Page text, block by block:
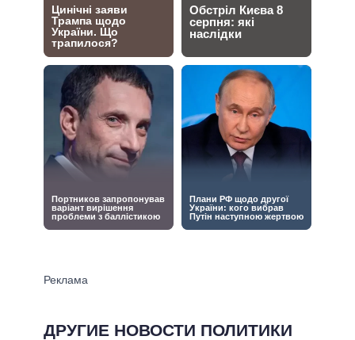
ДРУГИЕ НОВОСТИ ПОЛИТИКИ